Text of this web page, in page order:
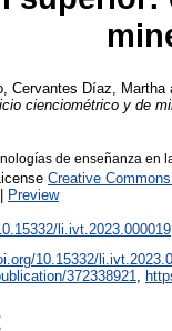
Cervantes Díaz, Martha
cienciométrico y de
de enseñanza en
Creative
| Preview
li.ivt.2023.000019
10.15332/
372338921,